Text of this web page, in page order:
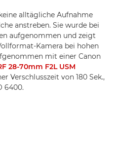
alltägliche Aufnahme
anstreben. Sie wurde bei
aufgenommen und zeigt
Kamera bei hohen
mit einer Canon
28-70mm F2L USM
Verschlusszeit von 180 Sek.,
6400.